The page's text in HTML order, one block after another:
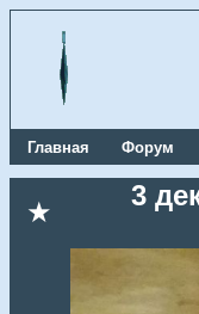
Главная Форум
★
3